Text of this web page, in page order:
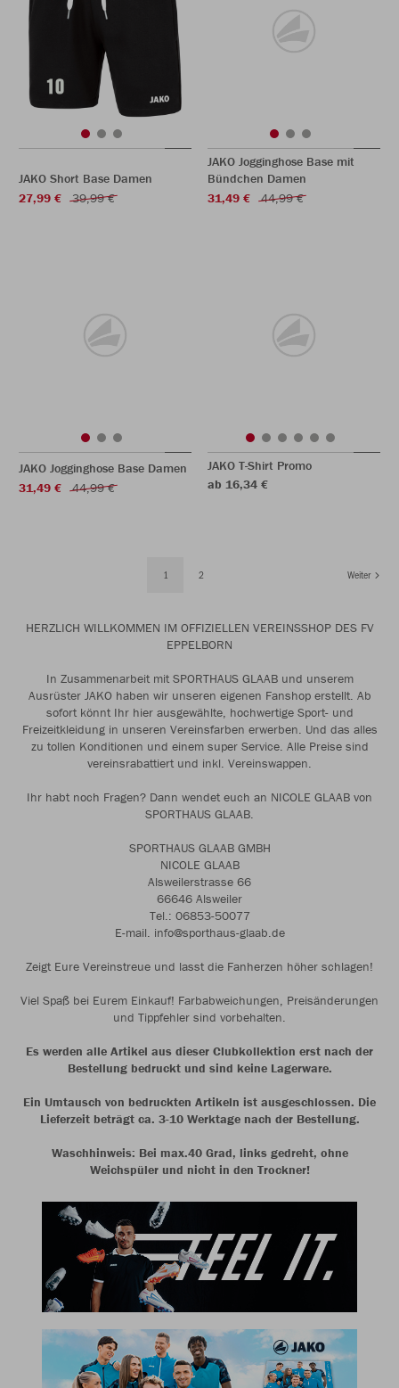
JAKO Short Base Damen
27,99 €
39,99 €
JAKO Jogginghose Base mit
Bündchen Damen
31,49 €
44,99 €
JAKO Jogginghose Base Damen
31,49 €
44,99 €
JAKO T-Shirt Promo
ab 16,34 €
1 2 Weiter
HERZLICH WILLKOMMEN IM OFFIZIELLEN VEREINSSHOP DES FV
EPPELBORN
In Zusammenarbeit mit SPORTHAUS GLAAB und unserem
Ausrüster JAKO haben wir unseren eigenen Fanshop erstellt. Ab
sofort könnt Ihr hier ausgewählte, hochwertige Sport- und
Freizeitkleidung in unseren Vereinsfarben erwerben. Und das alles
zu tollen Konditionen und einem super Service. Alle Preise sind
vereinsrabattiert und inkl. Vereinswappen.
Ihr habt noch Fragen? Dann wendet euch an NICOLE GLAAB von
SPORTHAUS GLAAB.
SPORTHAUS GLAAB GMBH
NICOLE GLAAB
Alsweilerstrasse 66
66646 Alsweiler
Tel.: 06853-50077
E-mail. info@sporthaus-glaab.de
Zeigt Eure Vereinstreue und lasst die Fanherzen höher schlagen!
Viel Spaß bei Eurem Einkauf! Farbabweichungen, Preisänderungen
und Tippfehler sind vorbehalten.
Es werden alle Artikel aus dieser Clubkollektion erst nach der
Bestellung bedruckt und sind keine Lagerware.
Ein Umtausch von bedruckten Artikeln ist ausgeschlossen. Die
Lieferzeit beträgt ca. 3-10 Werktage nach der Bestellung.
Waschhinweis: Bei max.40 Grad, links gedreht, ohne
Weichspüler und nicht in den Trockner!